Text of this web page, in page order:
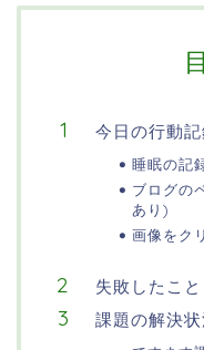
今日の行動
睡眠の記
ブログの
あり)
画像をク
失敗したこ
課題の解決状